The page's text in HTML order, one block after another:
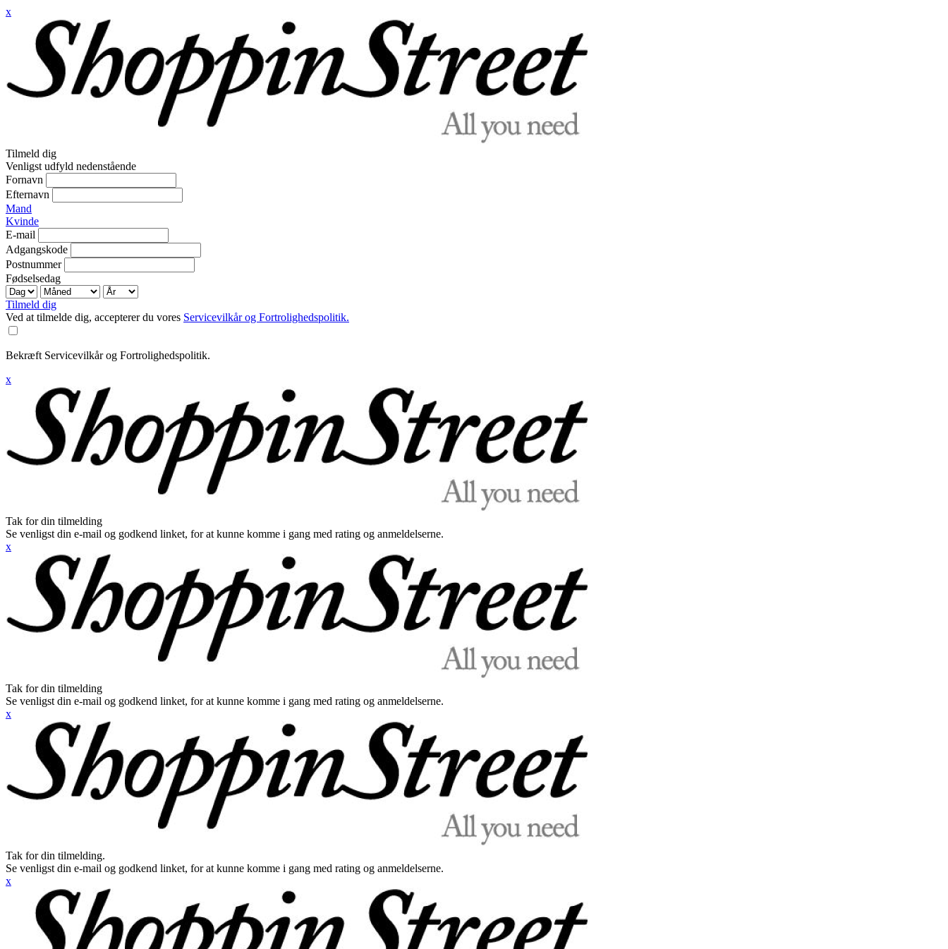
x
Tilmeld dig
Venligst udfyld nedenstående
Fornavn
Efternavn
Mand
Kvinde
E-mail
Adgangskode
Postnummer
Fødselsedag
Tilmeld dig
Ved at tilmelde dig, accepterer du vores Servicevilkår og Fortrolighedspolitik.
Bekræft Servicevilkår og Fortrolighedspolitik.
x
Tak for din tilmelding
Se venligst din e-mail og godkend linket, for at kunne komme i gang med rating og anmeldelserne.
x
Tak for din tilmelding
Se venligst din e-mail og godkend linket, for at kunne komme i gang med rating og anmeldelserne.
x
Tak for din tilmelding.
Se venligst din e-mail og godkend linket, for at kunne komme i gang med rating og anmeldelserne.
x